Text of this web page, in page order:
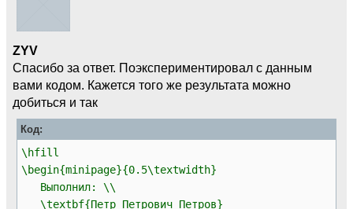
ZYV
Спасибо за ответ. Поэкспериментировал с данным
вами кодом. Кажется того же результата можно
добиться и так
Код:
\hfill
\begin{minipage}{0.5\textwidth}
Выполнил: \\
\textbf{Петр Петрович Петров}